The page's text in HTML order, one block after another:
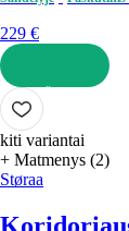
229 €
Į KREPŠELĮ
kiti variantai
+ Matmenys (2)
Støraa